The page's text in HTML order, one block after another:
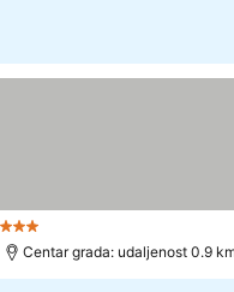
3 Zvezdice
Centar grada: udaljenost 0.9